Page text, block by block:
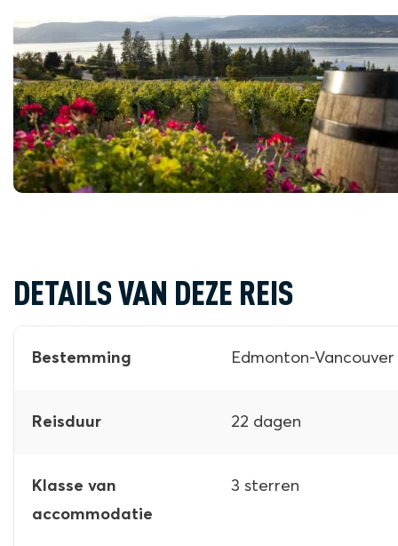
DETAILS VAN DEZE REIS
Bestemming Edmonton-Vancouver
Reisduur 22 dagen
Klasse van
accommodatie
3 sterren